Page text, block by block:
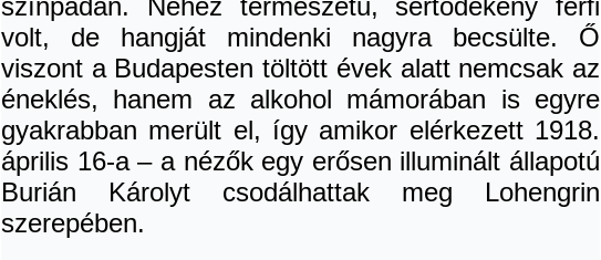
színpadán. Nehéz természetű, sértődékeny férfi
volt, de hangját mindenki nagyra becsülte. Ő
viszont a Budapesten töltött évek alatt nemcsak az
éneklés, hanem az alkohol mámorában is egyre
gyakrabban merült el, így amikor elérkezett 1918.
április 16-a – a nézők egy erősen illuminált állapotú
Burián Károlyt csodálhattak meg Lohengrin
szerepében.